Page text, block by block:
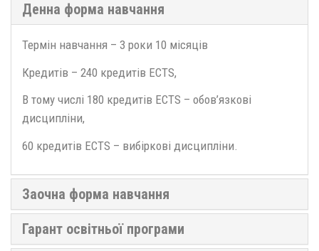
Денна форма навчання
Термін навчання – 3 роки 10 місяців
Кредитів – 240 кредитів ECTS,
В тому числі 180 кредитів ECTS – обов’язкові
дисципліни,
60 кредитів ECTS – вибіркові дисципліни.
Заочна форма навчання
Гарант освітньої програми